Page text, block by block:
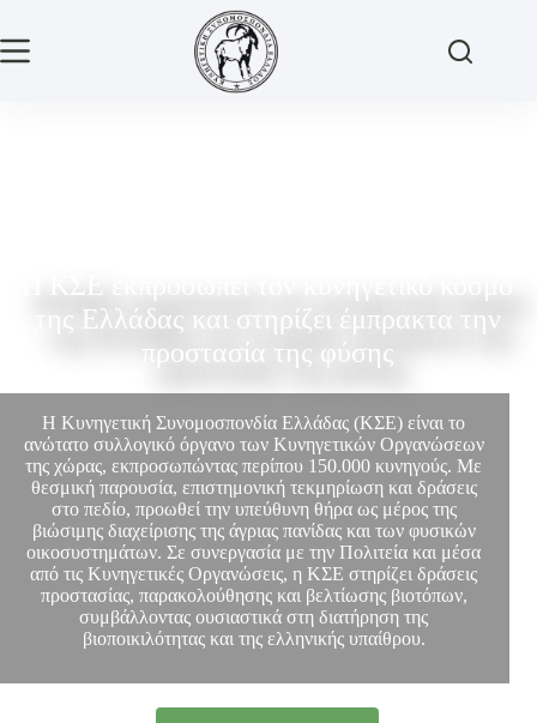
της Ελλάδας και στηρίζει έμπρακτα την
προστασία της φύσης
Η Κυνηγετική Συνομοσπονδία Ελλάδας (ΚΣΕ) είναι το
ανώτατο συλλογικό όργανο των Κυνηγετικών Οργανώσεων
της χώρας, εκπροσωπώντας περίπου 150.000 κυνηγούς. Με
θεσμική παρουσία, επιστημονική τεκμηρίωση και δράσεις
στο πεδίο, προωθεί την υπεύθυνη θήρα ως μέρος της
βιώσιμης διαχείρισης της άγριας πανίδας και των φυσικών
οικοσυστημάτων. Σε συνεργασία με την Πολιτεία και μέσα
από τις Κυνηγετικές Οργανώσεις, η ΚΣΕ στηρίζει δράσεις
προστασίας, παρακολούθησης και βελτίωσης βιοτόπων,
συμβάλλοντας ουσιαστικά στη διατήρηση της
βιοποικιλότητας και της ελληνικής υπαίθρου.